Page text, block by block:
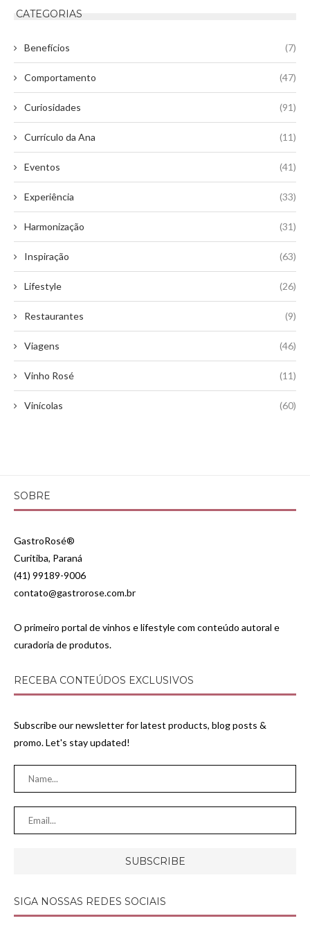
CATEGORIAS
Benefícios (7)
Comportamento (47)
Curiosidades (91)
Currículo da Ana (11)
Eventos (41)
Experiência (33)
Harmonização (31)
Inspiração (63)
Lifestyle (26)
Restaurantes (9)
Viagens (46)
Vinho Rosé (11)
Vinícolas (60)
SOBRE
GastroRosé®
Curitiba, Paraná
(41) 99189-9006
contato@gastrorose.com.br
O primeiro portal de vinhos e lifestyle com conteúdo autoral e
curadoria de produtos.
RECEBA CONTEÚDOS EXCLUSIVOS
Subscribe our newsletter for latest products, blog posts &
promo. Let's stay updated!
SIGA NOSSAS REDES SOCIAIS